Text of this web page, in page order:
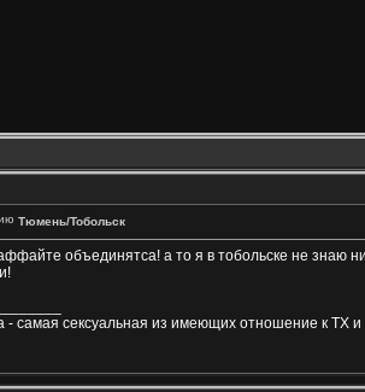
Тюмень/Тобольск
объединятса! а то я в тобольске не знаю
- самая сексуальная из имеющих отношение к ТХ